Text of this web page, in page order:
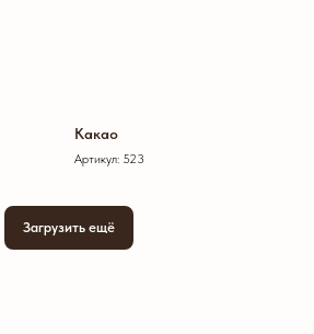
Какао
Артикул: 523
Загрузить ещё